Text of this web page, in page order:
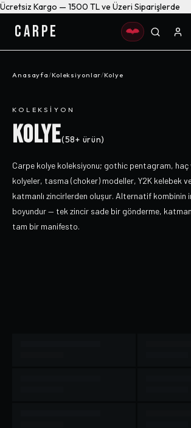
Ücretsiz Kargo — 1500 TL ve Üzeri Siparişlerde
CARPE
Anasayfa/Koleksiyonlar/Kolye
KOLEKSIYON
KOLYE(58+ ürün)
Carpe kolye koleksiyonu; gothic pentagram, haç
kolyeler, tasma (choker) modeller, Y2K kelebek ve
katmanlı zincirlerden oluşur. Alternatif kombinin
boyundur — tek zincir sade bir gönderme,
tam bir manifesto.